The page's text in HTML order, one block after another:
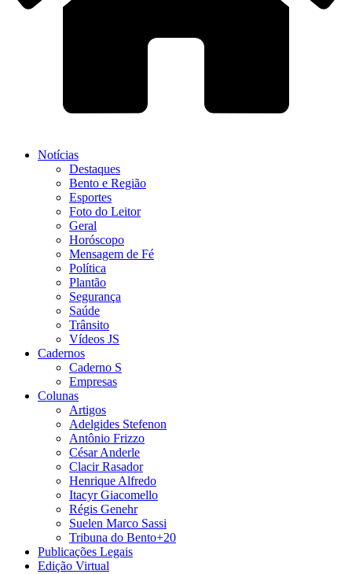
Notícias
Destaques
Bento e Região
Esportes
Foto do Leitor
Geral
Horóscopo
Mensagem de Fé
Política
Plantão
Segurança
Saúde
Trânsito
Vídeos JS
Cadernos
Caderno S
Empresas
Colunas
Artigos
Adelgides Stefenon
Antônio Frizzo
César Anderle
Clacir Rasador
Henrique Alfredo
Itacyr Giacomello
Régis Genehr
Suelen Marco Sassi
Tribuna do Bento+20
Publicações Legais
Edição Virtual